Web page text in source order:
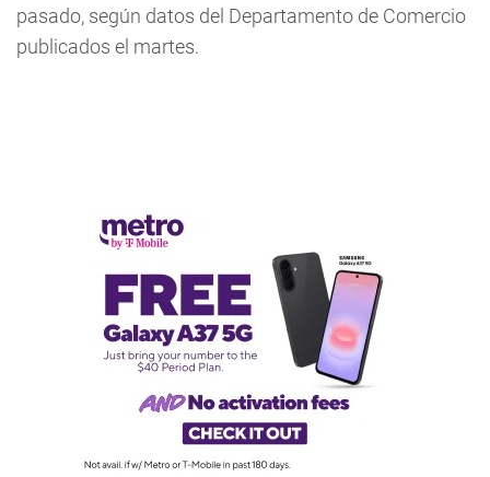
pasado, según datos del Departamento de Comercio
publicados el martes.